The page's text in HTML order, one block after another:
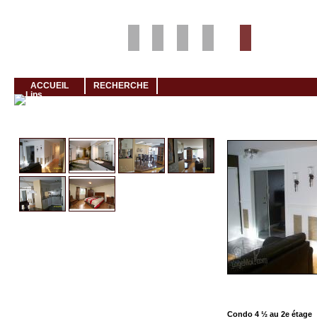
ACCUEIL RECHERCHE
Condo 4 ½ au 2e étage